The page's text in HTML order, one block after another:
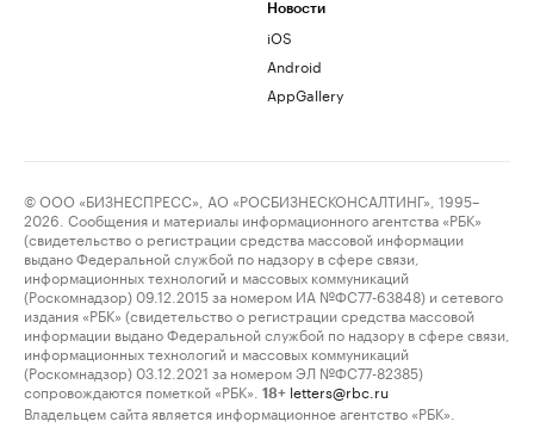
Новости
iOS
Android
AppGallery
© ООО «БИЗНЕСПРЕСС», АО «РОСБИЗНЕСКОНСАЛТИНГ», 1995–
2026. Сообщения и материалы информационного агентства «РБК»
(свидетельство о регистрации средства массовой информации
выдано Федеральной службой по надзору в сфере связи,
информационных технологий и массовых коммуникаций
(Роскомнадзор) 09.12.2015 за номером ИА №ФС77-63848) и сетевого
издания «РБК» (свидетельство о регистрации средства массовой
информации выдано Федеральной службой по надзору в сфере связи,
информационных технологий и массовых коммуникаций
(Роскомнадзор) 03.12.2021 за номером ЭЛ №ФС77-82385)
сопровождаются пометкой «РБК».
18+ letters@rbc.ru
Владельцем сайта является информационное агентство «РБК».